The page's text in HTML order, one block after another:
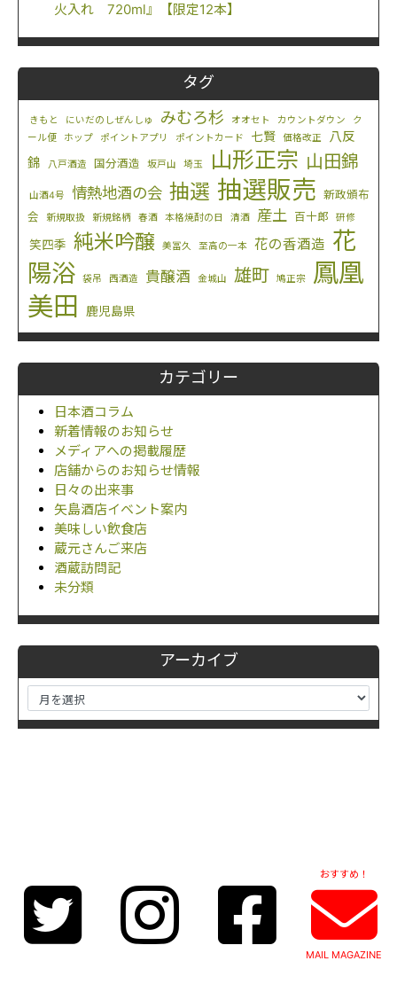
火入れ 720ml』【限定12本】
タグ
きもと にいだのしぜんしゅ みむろ杉 オオセト カウントダウン
ク
ール便
ホップ ポイントアプリ ポイントカード 七賢 価格改正
八反
錦
八戸酒造 国分酒造 坂戸山 埼玉 山形正宗 山田錦
山酒4号 情熱地酒の会 抽選 抽選販売 新政頒布
会
新規取扱 新規銘柄 春酒 本格焼酎の日 清酒 産土 百十郎 研修
笑四季 純米吟醸 美冨久 至高の一本 花の香酒造 花
陽浴
袋吊 西酒造 貴醸酒 金城山 雄町 鳩正宗
鳳凰
美田
鹿児島県
カテゴリー
日本酒コラム
新着情報のお知らせ
メディアへの掲載履歴
店舗からのお知らせ情報
日々の出来事
矢島酒店イベント案内
美味しい飲食店
蔵元さんご来店
酒蔵訪問記
未分類
アーカイブ
おすすめ！
MAIL MAGAZINE